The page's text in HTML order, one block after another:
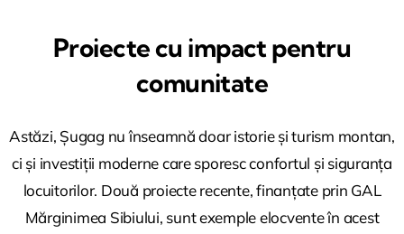
Proiecte cu impact pentru
comunitate
Astăzi, Șugag nu înseamnă doar istorie și turism montan,
ci și investiții moderne care sporesc confortul și siguranța
locuitorilor. Două proiecte recente, finanțate prin GAL
Mărginimea Sibiului, sunt exemple elocvente în acest